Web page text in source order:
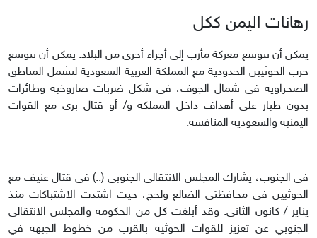
رهانات اليمن ككل
يمكن أن تتوسع معركة مأرب إلى أجزاء أخرى من البلاد. يمكن أن تتوسع
حرب الحوثيين الحدودية مع المملكة العربية السعودية لتشمل المناطق
الصحراوية في شمال الجوف، في شكل ضربات صاروخية وطائرات
بدون طيار على أهداف داخل المملكة و/ أو قتال بري مع القوات
اليمنية والسعودية المنافسة.
في الجنوب، يشارك المجلس الانتقالي الجنوبي (..) في قتال عنيف مع
الحوثيين في محافظتي الضالع ولحج، حيث اشتدت الاشتباكات منذ
يناير / كانون الثاني. وقد أبلغت كل من الحكومة والمجلس الانتقالي
الجنوبي عن تعزيز للقوات الحوثية بالقرب من خطوط الجبهة في